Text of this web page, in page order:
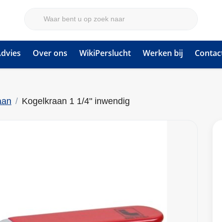
Over ons WikiPerslucht Werken bij
Kogelkraan 1 1/4" inwendig